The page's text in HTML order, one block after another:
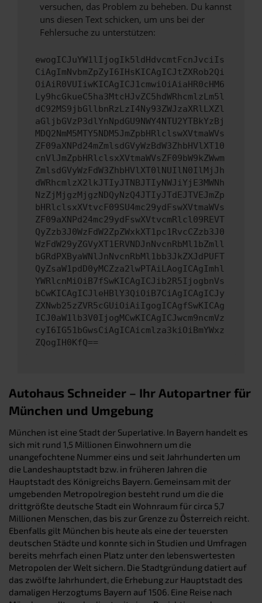
versuchen, das Problem zu beheben. Du kannst
uns diesen Text schicken, um uns bei der
Fehlersuche zu unterstützen:
ewogICJuYW1lIjogIk5ldHdvcmtFcnJvciIs
CiAgImNvbmZpZyI6IHsKICAgICJtZXRob2Qi
OiAiR0VUIiwKICAgICJ1cmwiOiAiaHR0cHM6
Ly9hcGkueC5ha3MtcHJvZC5hdWRhcmlzLm5l
dC92MS9jbGllbnRzLzI4Ny93ZWJzaXRlLXZl
aGljbGVzP3dlYnNpdGU9NWY4NTU2YTBkYzBj
MDQ2NmM5MTY5NDM5JmZpbHRlclswXVtmaWVs
ZF09aXNPd24mZmlsdGVyWzBdW3ZhbHVlXT10
cnVlJmZpbHRlclsxXVtmaWVsZF09bW9kZWwm
ZmlsdGVyWzFdW3ZhbHVlXT0lNUIlN0IlMjJh
dWRhcmlzX2lkJTIyJTNBJTIyNWJiYjE3MWNh
NzZjMjgzMjgzNDQyNzQ4JTIyJTdEJTVEJmZp
bHRlclsxXVtvcF09SU4mc29ydFswXVtmaWVs
ZF09aXNPd24mc29ydFswXVtvcmRlcl09REVT
QyZzb3J0WzFdW2ZpZWxkXT1pc1RvcCZzb3J0
WzFdW29yZGVyXT1ERVNDJnNvcnRbMl1bZmll
bGRdPXByaWNlJnNvcnRbMl1bb3JkZXJdPUFT
QyZsaW1pdD0yMCZza2lwPTAiLAogICAgImhl
YWRlcnMiOiB7fSwKICAgICJib2R5IjogbnVs
bCwKICAgICJleHBlY3QiOiB7CiAgICAgICJy
ZXNwb25zZVR5cGUiOiAiIgogICAgfSwKICAg
ICJ0aW1lb3V0IjogMCwKICAgICJwcm9ncmVz
cyI6IG51bGwsCiAgICAicmlza3kiOiBmYWxz
ZQogIH0KfQ==
Autohaus Schneider – Ihr Autopartner für
München und Umgebung
München ist eine Stadt der Superlative. In Bayern handelt es
sich mit rund 1,5 Millionen Einwohnern um die
unangefochtene Nummer eins und seit Jahrhunderten um
die Landeshauptstadt bzw. in früheren Jahren die
Hauptstadt des Königreichs Bayern. Gemeinsam mit der
umgebenden Metropolregion besteht rund um die die
drittgrößte deutsche Stadt ein Wohnraum für circa 5,7
Millionen Menschen, das bis zur Grenze zu Österreich reicht.
Ebenfalls gilt München bis heute als eine der teuersten
deutschen Städte und konnte sich in Studien und Umfragen
bereits mehrfach einen Platz unter den lebenswertesten
Metropolen der Welt sichern. Die Stadtgründung datiert auf
das zwölfte Jahrhundert, die Erhebung zur Hauptstadt des
damaligen Herzogtums Bayern auf 1506. Eine Reise nach